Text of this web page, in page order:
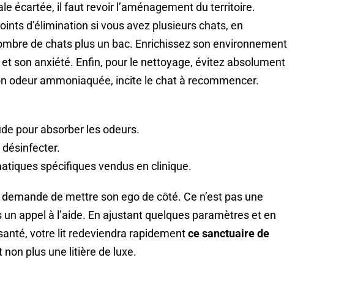
écartée, il faut revoir l’aménagement du territoire.
d’élimination si vous avez plusieurs chats, en
de chats plus un bac. Enrichissez son environnement
son anxiété. Enfin, pour le nettoyage, évitez absolument
odeur ammoniaquée, incite le chat à recommencer.
pour absorber les odeurs.
désinfecter.
spécifiques vendus en clinique.
de mettre son ego de côté. Ce n’est pas une
appel à l’aide. En ajustant quelques paramètres et en
votre lit redeviendra rapidementce sanctuaire de
non plus une litière de luxe.